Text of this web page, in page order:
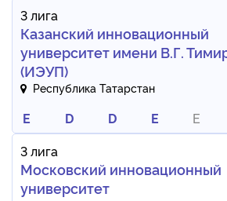
3 лига
Казанский инновационный
университет имени В.Г.
(ИЭУП)
Республика Татарстан
E D D E E
3 лига
Московский инновационный
университет